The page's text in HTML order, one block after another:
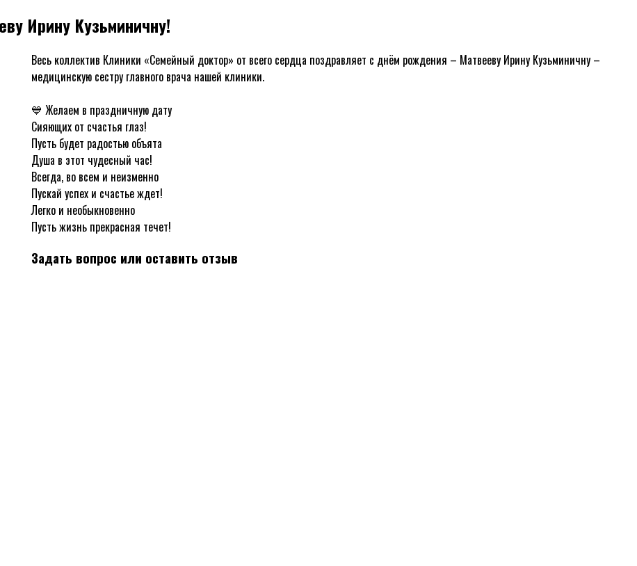
Ирину Кузьминичну!
Весь коллектив Клиники «Семейный доктор» от всего сердца поздравляет с днём рождения – Матвееву Ирину Кузьминичну –
медицинскую сестру главного врача нашей клиники.
💙 Желаем в праздничную дату
Сияющих от счастья глаз!
Пусть будет радостью объята
Душа в этот чудесный час!
Всегда, во всем и неизменно
Пускай успех и счастье ждет!
Легко и необыкновенно
Пусть жизнь прекрасная течет!
Задать вопрос или оставить отзыв